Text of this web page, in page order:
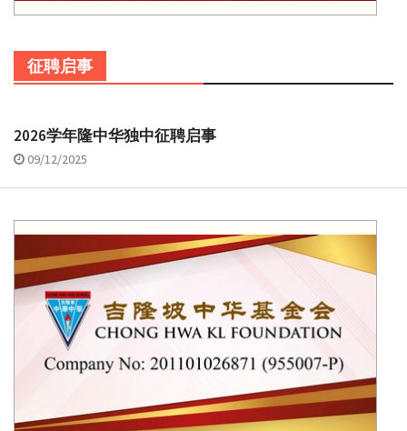
征聘启事
2026学年隆中华独中征聘启事
09/12/2025